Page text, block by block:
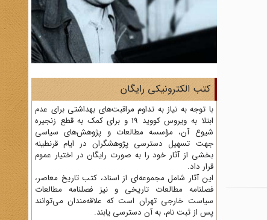
کتب الکترونیکی رایگان
با توجه به نیاز به تداوم مراقبت‌های بهداشتی برای عدم
ابتلا به ویروس کووید 19 و برای کمک به قطع زنجیره
شیوع آن، مؤسسه مطالعات و پژوهش‌های سیاسی
جهت تسهیل دسترسی پژوهشگران در ایام قرنطینه
بخشی از آثار خود را به صورت رایگان در اختیار عموم
قرار داد.
این آثار شامل مجموعه‌ای از اسناد، کتب تاریخ معاصر،
فصلنامه‌ مطالعات تاریخی و نیز فصلنامه مطالعات
سیاست خارجی تهران است که علاقه‌مندان می‌توانند
پس از ثبت نام، به آن دسترسی یابند.